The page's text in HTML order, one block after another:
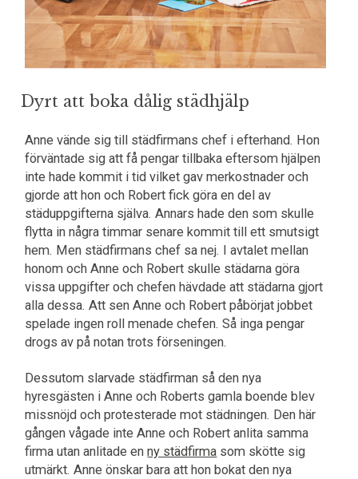
Dyrt att boka dålig städhjälp
Anne vände sig till städfirmans chef i efterhand. Hon
förväntade sig att få pengar tillbaka eftersom hjälpen
inte hade kommit i tid vilket gav merkostnader och
gjorde att hon och Robert fick göra en del av
städuppgifterna själva. Annars hade den som skulle
flytta in några timmar senare kommit till ett smutsigt
hem. Men städfirmans chef sa nej. I avtalet mellan
honom och Anne och Robert skulle städarna göra
vissa uppgifter och chefen hävdade att städarna gjort
alla dessa. Att sen Anne och Robert påbörjat jobbet
spelade ingen roll menade chefen. Så inga pengar
drogs av på notan trots förseningen.
Dessutom slarvade städfirman så den nya
hyresgästen i Anne och Roberts gamla boende blev
missnöjd och protesterade mot städningen. Den här
gången vågade inte Anne och Robert anlita samma
firma utan anlitade enny städfirma som skötte sig
utmärkt. Anne önskar bara att hon bokat den nya